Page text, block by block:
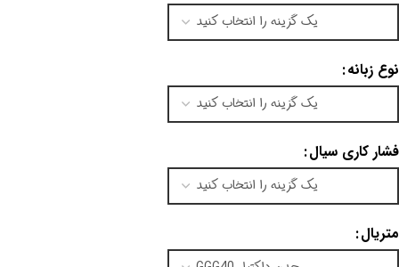
نوع زبانه
فشار کاری سیال
متریال